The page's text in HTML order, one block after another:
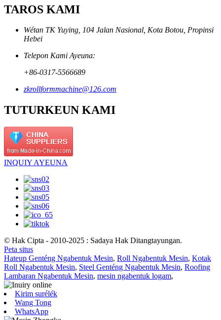
TAROS KAMI
Wétan TK Yuying, 104 Jalan Nasional, Kota Botou, Propinsi
Hebei
Telepon Kami Ayeuna:
+86-0317-5566689
zkrollformmachine@126.com
TUTURKEUN KAMI
INQUIY AYEUNA
© Hak Cipta - 2010-2025 : Sadaya Hak Ditangtayungan.
Peta situs
Hateup Genténg Ngabentuk Mesin, Roll Ngabentuk Mesin, Kotak
Roll Ngabentuk Mesin, Steel Genténg Ngabentuk Mesin, Roofing
Lambaran Ngabentuk Mesin, mesin ngabentuk logam,
Kirim surélék
Wang Tong
WhatsApp